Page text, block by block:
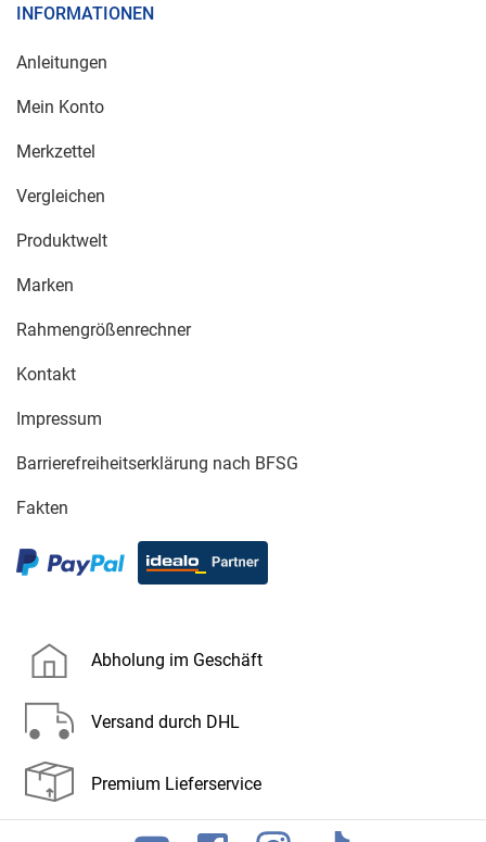
INFORMATIONEN
Anleitungen
Mein Konto
Merkzettel
Vergleichen
Produktwelt
Marken
Rahmengrößenrechner
Kontakt
Impressum
Barrierefreiheitserklärung nach BFSG
Fakten
Abholung im Geschäft
Versand durch DHL
Premium Lieferservice